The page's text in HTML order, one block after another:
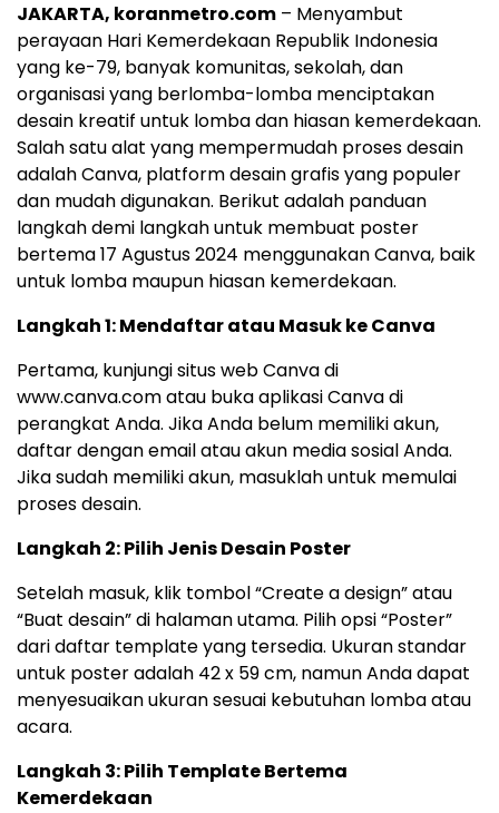
JAKARTA, koranmetro.com – Menyambut
perayaan Hari Kemerdekaan Republik Indonesia
yang ke-79, banyak komunitas, sekolah, dan
organisasi yang berlomba-lomba menciptakan
desain kreatif untuk lomba dan hiasan kemerdekaan.
Salah satu alat yang mempermudah proses desain
adalah Canva, platform desain grafis yang populer
dan mudah digunakan. Berikut adalah panduan
langkah demi langkah untuk membuat poster
bertema 17 Agustus 2024 menggunakan Canva, baik
untuk lomba maupun hiasan kemerdekaan.
Langkah 1: Mendaftar atau Masuk ke Canva
Pertama, kunjungi situs web Canva di
www.canva.com atau buka aplikasi Canva di
perangkat Anda. Jika Anda belum memiliki akun,
daftar dengan email atau akun media sosial Anda.
Jika sudah memiliki akun, masuklah untuk memulai
proses desain.
Langkah 2: Pilih Jenis Desain Poster
Setelah masuk, klik tombol “Create a design” atau
“Buat desain” di halaman utama. Pilih opsi “Poster”
dari daftar template yang tersedia. Ukuran standar
untuk poster adalah 42 x 59 cm, namun Anda dapat
menyesuaikan ukuran sesuai kebutuhan lomba atau
acara.
Langkah 3: Pilih Template Bertema
Kemerdekaan